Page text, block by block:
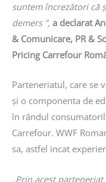
suntem încrezători că
demers ”, a declarat
& Comunicare, PR &
Pricing Carrefour
Parteneriatul, care se
și o componenta de
în rândul
Carrefour. WWF
sa, astfel incat
„Prin acest